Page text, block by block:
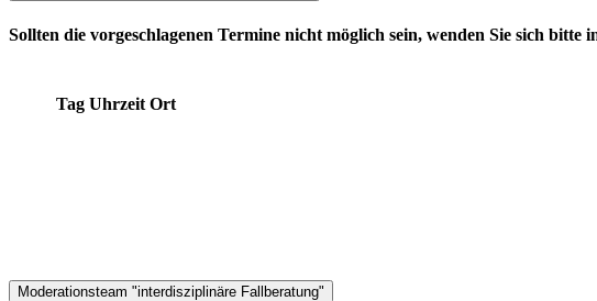
Sollten die vorgeschlagenen Termine nicht möglich sein, wenden Sie sich
Tag Uhrzeit Ort
Moderationsteam "interdisziplinäre Fallberatung"